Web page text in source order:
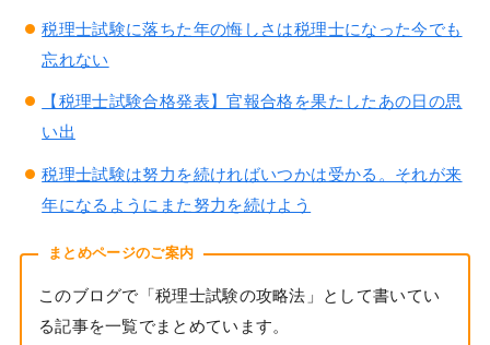
税理士試験に落ちた年の悔しさは税理士になった今でも
忘れない
【税理士試験合格発表】官報合格を果たしたあの日の思
い出
税理士試験は努力を続ければいつかは受かる。それが来
年になるようにまた努力を続けよう
まとめページのご案内
このブログで「税理士試験の攻略法」として書いてい
る記事を一覧でまとめています。